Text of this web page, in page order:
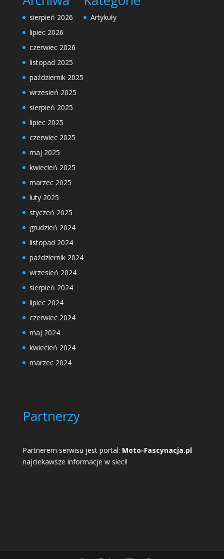
sierpień 2026
lipiec 2026
czerwiec 2026
listopad 2025
październik 2025
wrzesień 2025
sierpień 2025
lipiec 2025
czerwiec 2025
maj 2025
kwiecień 2025
marzec 2025
luty 2025
styczeń 2025
grudzień 2024
listopad 2024
październik 2024
wrzesień 2024
sierpień 2024
lipiec 2024
czerwiec 2024
maj 2024
kwiecień 2024
marzec 2024
Artykuły
Partnerzy
Partnerem serwisu jest portal: Moto-Fascynacja.pl
najciekawsze informacje w sieci!